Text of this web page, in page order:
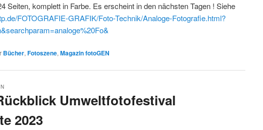
Seiten, komplett in Farbe. Es erscheint in den nächsten Tagen ! Siehe
FOTOGRAFIE-GRAFIK/Foto-Technik/Analoge-Fotografie.html?
Bücher, Fotoszene, Magazin fotoGEN
Umweltfotofestival
2023